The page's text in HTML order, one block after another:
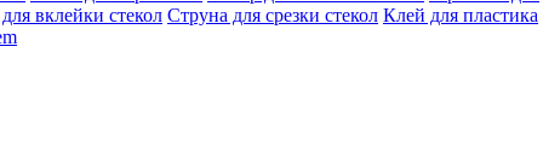
вклейки стекол Струна для срезки стекол Клей для пластика